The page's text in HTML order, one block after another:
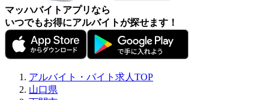
マッハバイトアプリなら
いつでもお得にアルバイトが探せます！
アルバイト・バイト求人TOP
山口県